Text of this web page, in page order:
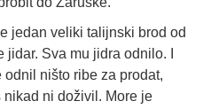
jedan veliki talijnski brod od
Sva mu jidra odnilo. I
ništo ribe za prodat,
ni doživil. More je